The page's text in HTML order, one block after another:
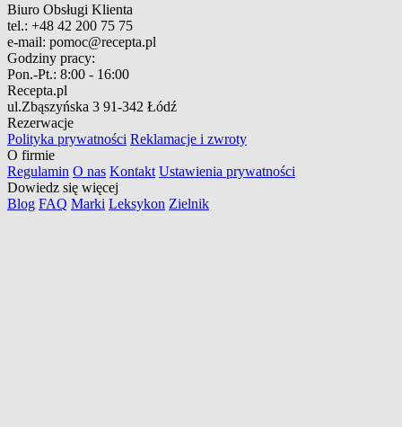
Biuro Obsługi Klienta
tel.: +48 42 200 75 75
e-mail: pomoc@recepta.pl
Godziny pracy:
Pon.-Pt.: 8:00 - 16:00
Recepta.pl
ul.Zbąszyńska 3 91-342 Łódź
Rezerwacje
Polityka prywatności Reklamacje i zwroty
O firmie
Regulamin O nas Kontakt Ustawienia prywatności
Dowiedz się więcej
Blog FAQ Marki Leksykon Zielnik